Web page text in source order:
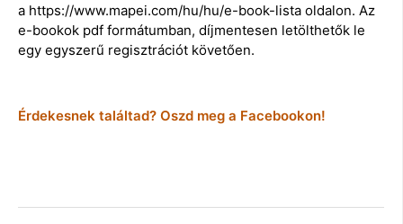
a https://www.mapei.com/hu/hu/e-book-lista oldalon. Az
e-bookok pdf formátumban, díjmentesen letölthetők le
egy egyszerű regisztrációt követően.
Érdekesnek találtad? Oszd meg a Facebookon!